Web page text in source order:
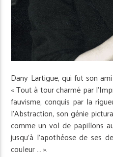
Dany Lartigue, qui fut son
« Tout à tour charmé par
fauvisme, conquis par la
l’Abstraction, son génie
comme un vol de papillons
jusqu’à l’apothéose de ses
couleur … ».